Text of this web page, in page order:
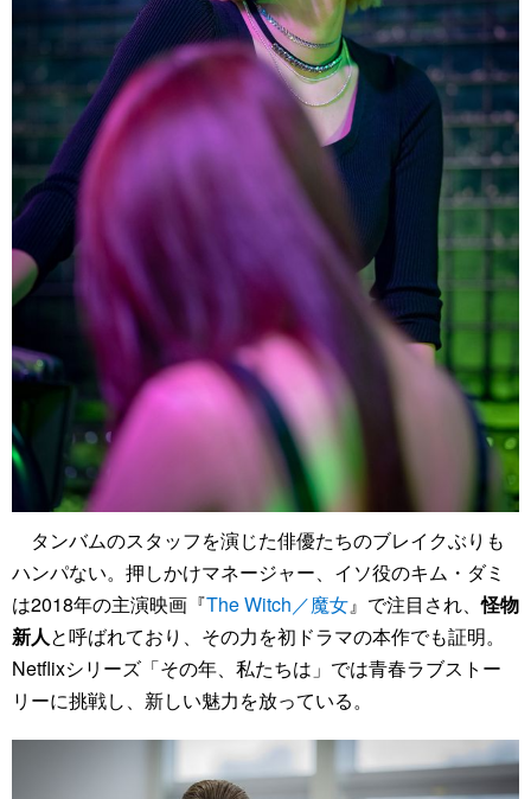
タンバムのスタッフを演じた俳優たちのブレイクぶりも
ハンパない。押しかけマネージャー、イソ役のキム・ダミ
は2018年の主演映画『The Witch／魔女』で注目され、怪物
新人と呼ばれており、その力を初ドラマの本作でも証明。
Netflixシリーズ「その年、私たちは」では青春ラブストー
リーに挑戦し、新しい魅力を放っている。